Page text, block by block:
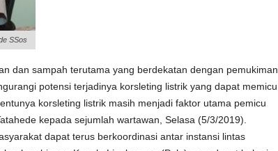
SSos
dan sampah terutama yang berdekatan dengan pemukiman
potensi terjadinya korsleting listrik yang dapat memicu
korsleting listrik masih menjadi faktor utama pemicu
kepada sejumlah wartawan, Selasa (5/3/2019).
dapat terus berkoordinasi antar instansi lintas